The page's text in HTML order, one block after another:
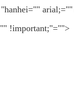
!important;"="">